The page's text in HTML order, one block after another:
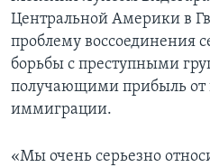
Центральной Америки в
проблему воссоединения
борьбы с преступными
получающими прибыль от
иммиграции.
«Мы очень серьезно